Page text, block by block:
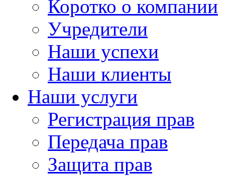
Коротко о компании
Учредители
Наши успехи
Наши клиенты
Наши услуги
Регистрация прав
Передача прав
Защита прав